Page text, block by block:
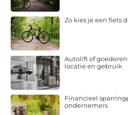
Zo kies je een fiets
Autolift of
locatie en gebruik
Financieel
ondernemers